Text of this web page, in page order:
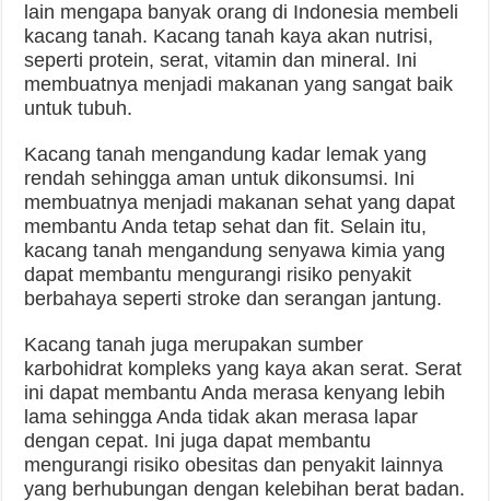
lain mengapa banyak orang di Indonesia membeli
kacang tanah. Kacang tanah kaya akan nutrisi,
seperti protein, serat, vitamin dan mineral. Ini
membuatnya menjadi makanan yang sangat baik
untuk tubuh.
Kacang tanah mengandung kadar lemak yang
rendah sehingga aman untuk dikonsumsi. Ini
membuatnya menjadi makanan sehat yang dapat
membantu Anda tetap sehat dan fit. Selain itu,
kacang tanah mengandung senyawa kimia yang
dapat membantu mengurangi risiko penyakit
berbahaya seperti stroke dan serangan jantung.
Kacang tanah juga merupakan sumber
karbohidrat kompleks yang kaya akan serat. Serat
ini dapat membantu Anda merasa kenyang lebih
lama sehingga Anda tidak akan merasa lapar
dengan cepat. Ini juga dapat membantu
mengurangi risiko obesitas dan penyakit lainnya
yang berhubungan dengan kelebihan berat badan.